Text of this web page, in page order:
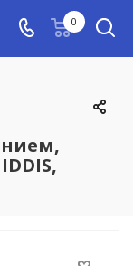
0